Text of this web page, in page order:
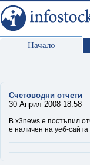
Начало
Счетоводни отчети
30 Април 2008 18:58
В х3news е постъпил
е наличен на уеб-